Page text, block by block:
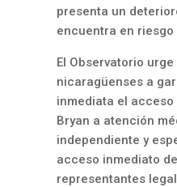
presenta un
encuentra en riesgo
El Observatorio
nicaragüenses a
inmediata el acceso
Bryan a atención
independiente y
acceso inmediato
representantes